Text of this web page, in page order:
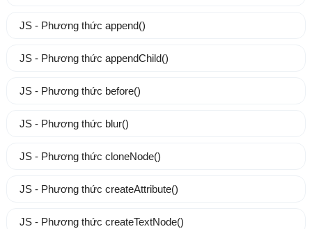
JS - Phương thức append()
JS - Phương thức appendChild()
JS - Phương thức before()
JS - Phương thức blur()
JS - Phương thức cloneNode()
JS - Phương thức createAttribute()
JS - Phương thức createTextNode()